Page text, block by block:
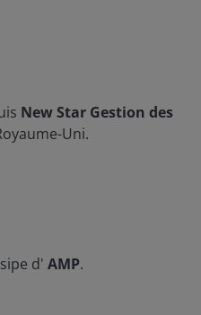
New Star Gestion des
Uni.
d' AMP.